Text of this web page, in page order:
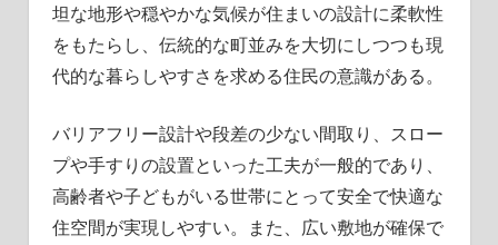
坦な地形や穏やかな気候が住まいの設計に柔軟性
をもたらし、伝統的な町並みを大切にしつつも現
代的な暮らしやすさを求める住民の意識がある。
バリアフリー設計や段差の少ない間取り、スロー
プや手すりの設置といった工夫が一般的であり、
高齢者や子どもがいる世帯にとって安全で快適な
住空間が実現しやすい。また、広い敷地が確保で